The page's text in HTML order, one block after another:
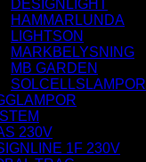
DESIGNLIGHT
HAMMARLUNDA
LIGHTSON
MARKBELYSNING
MB GARDEN
SOLCELLSLAMPOR
230V
1F 230V